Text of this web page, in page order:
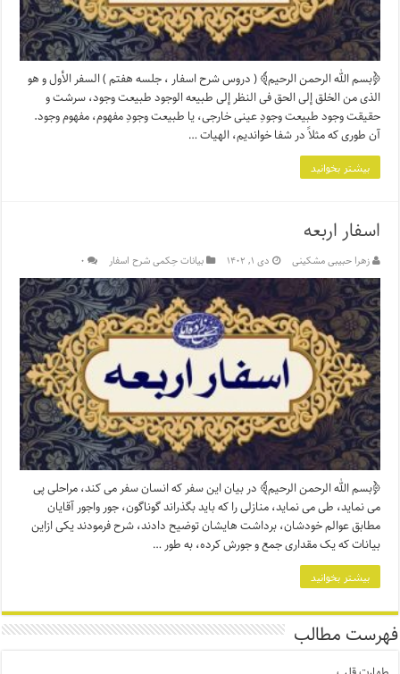
﴿بسم الله الرحمن الرحیم﴾ ( دروس شرح اسفار ، جلسه هفتم ) السفر الأول و هو
الذی من الخلق إلى الحق فی النظر إلى طبیعه الوجود طبیعت وجود، سرشت و
حقیقت وجود طبیعت وجودِ عینی خارجی، یا طبیعت وجودِ مفهوم، مفهوم وجود.
آن طوری که مثلاً در شفا خواندیم، الهیات …
بیشتر بخوانید
اسفار اربعه
زهرا حبیبی مشکینی دی ۱, ۱۴۰۲ بیانات حِکمی شرح اسفار ۰
﴿بسم الله الرحمن الرحیم﴾ در بیان این سفر که انسان سفر می کند، مراحلی پی
می نماید، طی می نماید، منازلی را که باید بگذراند گوناگون، جور واجور آقایان
مطابق عوالم خودشان، برداشت هایشان توضیح دادند، شرح فرمودند یکی ازاین
بیانات که یک مقداری جمع و جورش کرده، به طور …
بیشتر بخوانید
فهرست مطالب